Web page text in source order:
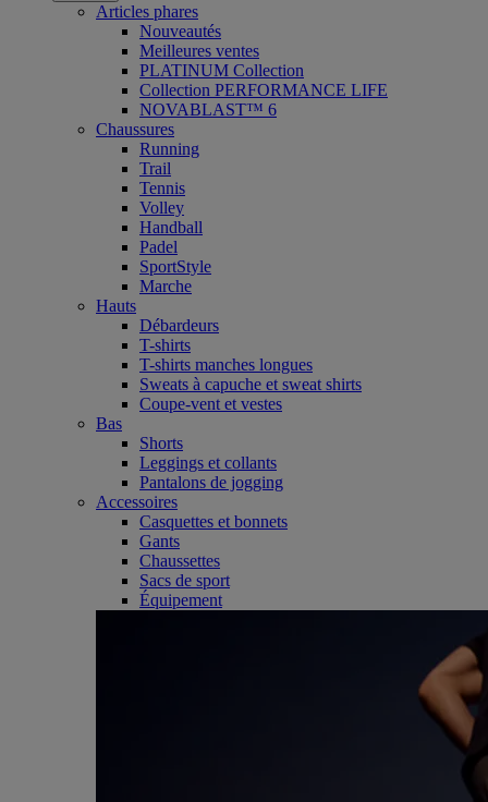
Articles phares
Nouveautés
Meilleures ventes
PLATINUM Collection
Collection PERFORMANCE LIFE
NOVABLAST™ 6
Chaussures
Running
Trail
Tennis
Volley
Handball
Padel
SportStyle
Marche
Hauts
Débardeurs
T-shirts
T-shirts manches longues
Sweats à capuche et sweat shirts
Coupe-vent et vestes
Bas
Shorts
Leggings et collants
Pantalons de jogging
Accessoires
Casquettes et bonnets
Gants
Chaussettes
Sacs de sport
Équipement